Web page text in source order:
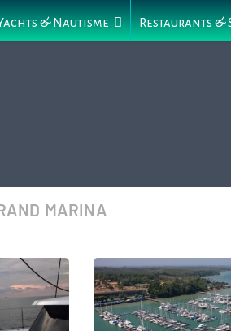
& Nautisme Restaurants &
MARINA